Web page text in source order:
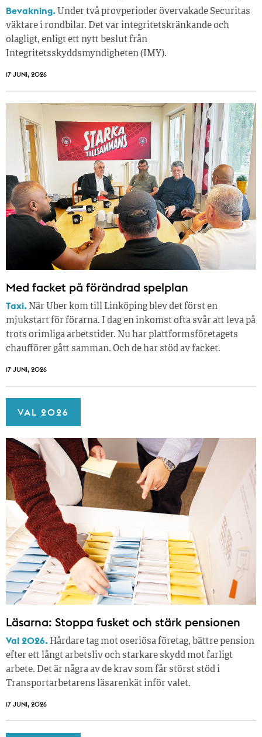
Bevakning. Under två provperioder övervakade Securitas
väktare i rondbilar. Det var integritetskränkande och
olagligt, enligt ett nytt beslut från
Integritetsskyddsmyndigheten (IMY).
17 JUNI, 2026
Med facket på förändrad spelplan
Taxi. När Uber kom till Linköping blev det först en
mjukstart för förarna. I dag en inkomst ofta svår att leva på
trots orimliga arbetstider. Nu har plattformsföretagets
chaufförer gått samman. Och de har stöd av facket.
17 JUNI, 2026
VAL 2026
Läsarna: Stoppa fusket och stärk pensionen
Val 2026. Hårdare tag mot oseriösa företag, bättre pension
efter ett långt arbetsliv och starkare skydd mot farligt
arbete. Det är några av de krav som får störst stöd i
Transportarbetarens läsar­enkät inför valet.
17 JUNI, 2026